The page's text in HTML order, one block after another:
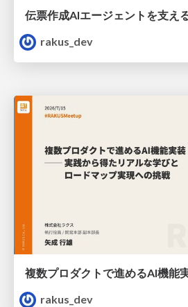
rakus_dev
rakus_dev